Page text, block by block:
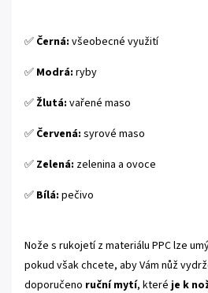
✅ Černá: všeobecné využití
✅ Modrá: ryby
✅ Žlutá: vařené maso
✅ Červená: syrové maso
✅ Zelená: zelenina a ovoce
✅ Bílá: pečivo
Nože s rukojetí z materiálu PPC lze
pokud však chcete, aby Vám nůž
doporučeno ruční mytí, které je k